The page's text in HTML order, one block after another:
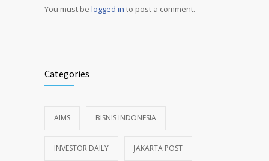
You must be logged in to post a comment.
Categories
AIMS BISNIS INDONESIA
INVESTOR DAILY JAKARTA POST